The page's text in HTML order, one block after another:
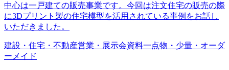
中心は一戸建ての販売事業です。今回は注文住宅の販売の際
に3Dプリント製の住宅模型を活用されている事例をお話し
いただきました。
建設・住宅・不動産営業・展示会資料一点物・少量・オーダ
ーメイド